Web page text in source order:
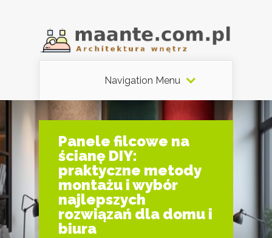
Navigation Menu
Panele filcowe na
ścianę DIY:
praktyczne metody
montażu i wybór
najlepszych
rozwiązań dla domu i
biura